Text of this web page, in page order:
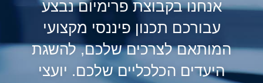
אנחנו בקבוצת פרימיום נבצע
עבורכם תכנון פיננסי מקצועי
המותאם לצרכים שלכם, להשגת
היעדים הכלכליים שלכם. יועצי